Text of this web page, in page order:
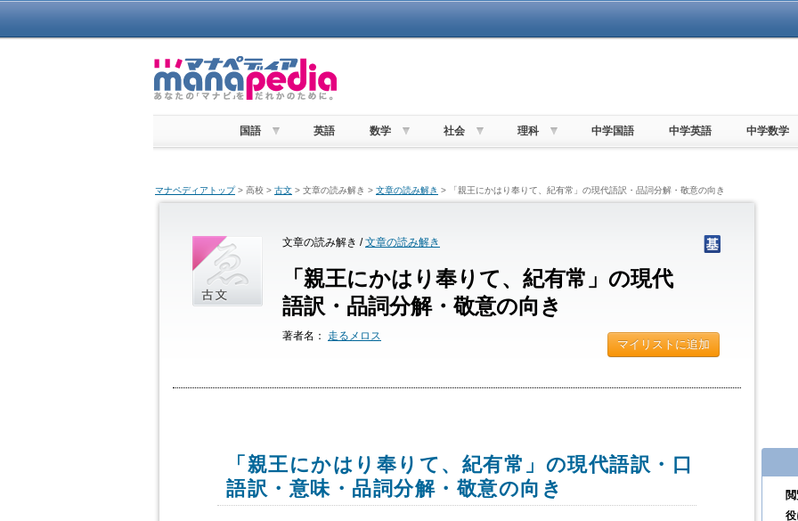
国語 英語 数学 社会 理科 中学国語 中学英語 中学数学
マナペディアトップ> 高校 > 古文 > 文章の読み解き > 文章の読み解き > 「親王にかはり奉りて、紀有常」の現代語訳・品詞分解・敬意の向き
文章の読み解き /文章の読み解き
「親王にかはり奉りて、紀有常」の現代
語訳・品詞分解・敬意の向き
著者名： 走るメロス
マイリストに追加
「親王にかはり奉りて、紀有常」の現代語訳・口
語訳・意味・品詞分解・敬意の向き